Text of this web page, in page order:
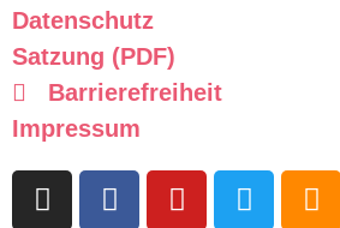
Datenschutz
Satzung (PDF)
Barrierefreiheit
Impressum